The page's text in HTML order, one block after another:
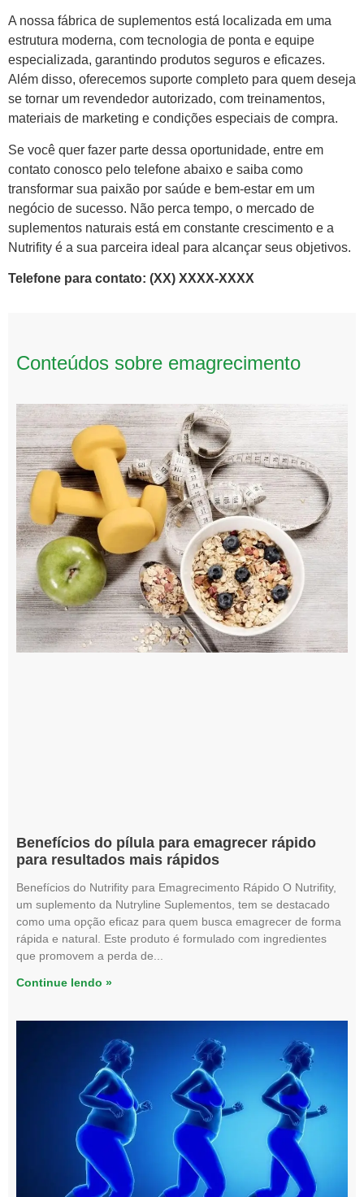
A nossa fábrica de suplementos está localizada em uma
estrutura moderna, com tecnologia de ponta e equipe
especializada, garantindo produtos seguros e eficazes.
Além disso, oferecemos suporte completo para quem deseja
se tornar um revendedor autorizado, com treinamentos,
materiais de marketing e condições especiais de compra.
Se você quer fazer parte dessa oportunidade, entre em
contato conosco pelo telefone abaixo e saiba como
transformar sua paixão por saúde e bem-estar em um
negócio de sucesso. Não perca tempo, o mercado de
suplementos naturais está em constante crescimento e a
Nutrifity é a sua parceira ideal para alcançar seus objetivos.
Telefone para contato: (XX) XXXX-XXXX
Conteúdos sobre emagrecimento
Benefícios do pílula para emagrecer rápido
para resultados mais rápidos
Benefícios do Nutrifity para Emagrecimento Rápido O Nutrifity,
um suplemento da Nutryline Suplementos, tem se destacado
como uma opção eficaz para quem busca emagrecer de forma
rápida e natural. Este produto é formulado com ingredientes
que promovem a perda de
Continue lendo »